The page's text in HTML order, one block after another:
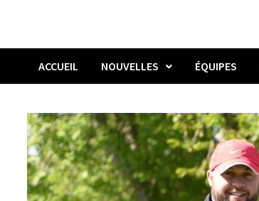
ACCUEIL NOUVELLES ÉQUIPES